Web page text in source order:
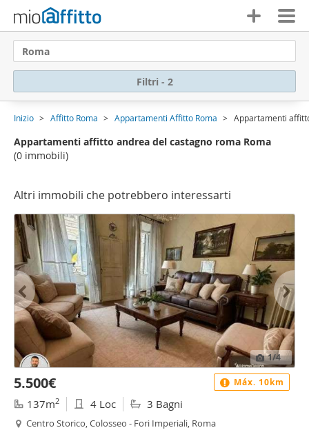
Roma
Filtri - 2
Inizio Affitto Roma Appartamenti Affitto Roma Appartamenti
Appartamenti affitto andrea del castagno roma Roma
(0 immobili)
Altri immobili che potrebbero interessarti
1/4
5.500€
137m2 4 Loc 3 Bagni
Centro Storico, Colosseo - Fori Imperiali, Roma
Máx. 10km